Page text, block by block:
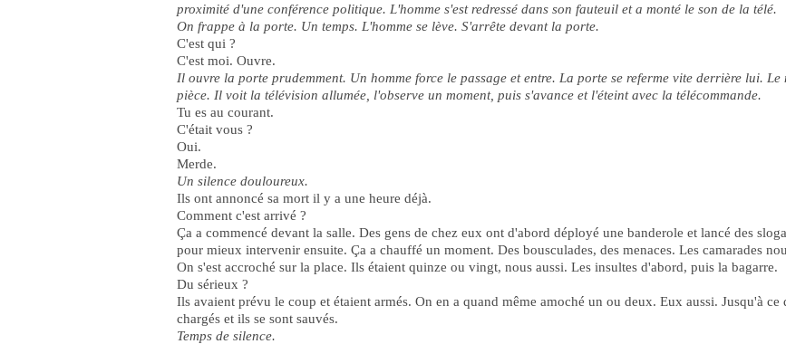
proximité d'une conférence politique. L'homme s'est redressé dans son fauteuil et a monté le son de la télé.
On frappe à la porte. Un temps. L'homme se lève. S'arrête devant la porte.
C'est qui ?
C'est moi. Ouvre.
Il ouvre la porte prudemment. Un homme force le passage et entre. La porte se referme vite derrière lui.
pièce. Il voit la télévision allumée, l'observe un moment, puis s'avance et l'éteint avec la télécommande.
Tu es au courant.
C'était vous ?
Oui.
Merde.
Un silence douloureux.
Ils ont annoncé sa mort il y a une heure déjà.
Comment c'est arrivé ?
Ça a commencé devant la salle. Des gens de chez eux ont d'abord déployé une banderole et lancé des
pour mieux intervenir ensuite. Ça a chauffé un moment. Des bousculades, des menaces. Les camarades
On s'est accroché sur la place. Ils étaient quinze ou vingt, nous aussi. Les insultes d'abord, puis la bagarre.
Du sérieux ?
Ils avaient prévu le coup et étaient armés. On en a quand même amoché un ou deux. Eux aussi. Jusqu'à
chargés et ils se sont sauvés.
Temps de silence.